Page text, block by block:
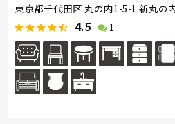
東京都千代田区 丸の内1-5-1 新丸の
4.5 1